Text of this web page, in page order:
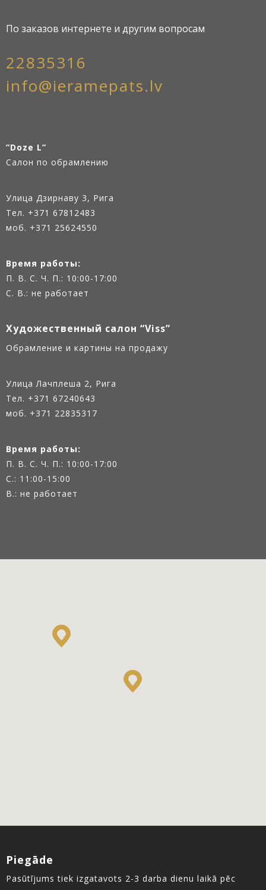
По заказов интернете и другим вопросам
22835316
info@ieramepats.lv
”Doze L”
Салон по обрамлению
Улица Дзирнаву 3, Рига
Тел. +371 67812483
моб. +371 25624550
Время работы:
П. В. С. Ч. П.: 10:00-17:00
С. В.: не работает
Художественный салон “Viss”
Oбрамление и картины на продажу
Улица Лачплеша 2, Рига
Тел. +371 67240643
моб. +371 22835317
Время работы:
П. В. С. Ч. П.: 10:00-17:00
С.: 11:00-15:00
В.: не работает
Piegāde
Pasūtījums tiek izgatavots 2-3 darba dienu laikā pēc